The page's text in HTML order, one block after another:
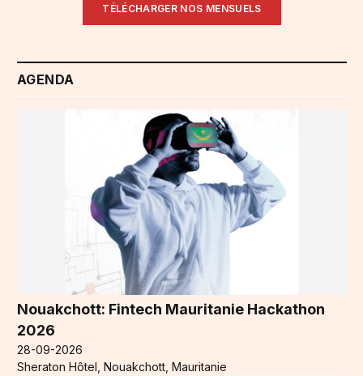
TÉLÉCHARGER NOS MENSUELS
AGENDA
Nouakchott: Fintech Mauritanie Hackathon
2026
28-09-2026
Sheraton Hôtel, Nouakchott, Mauritanie